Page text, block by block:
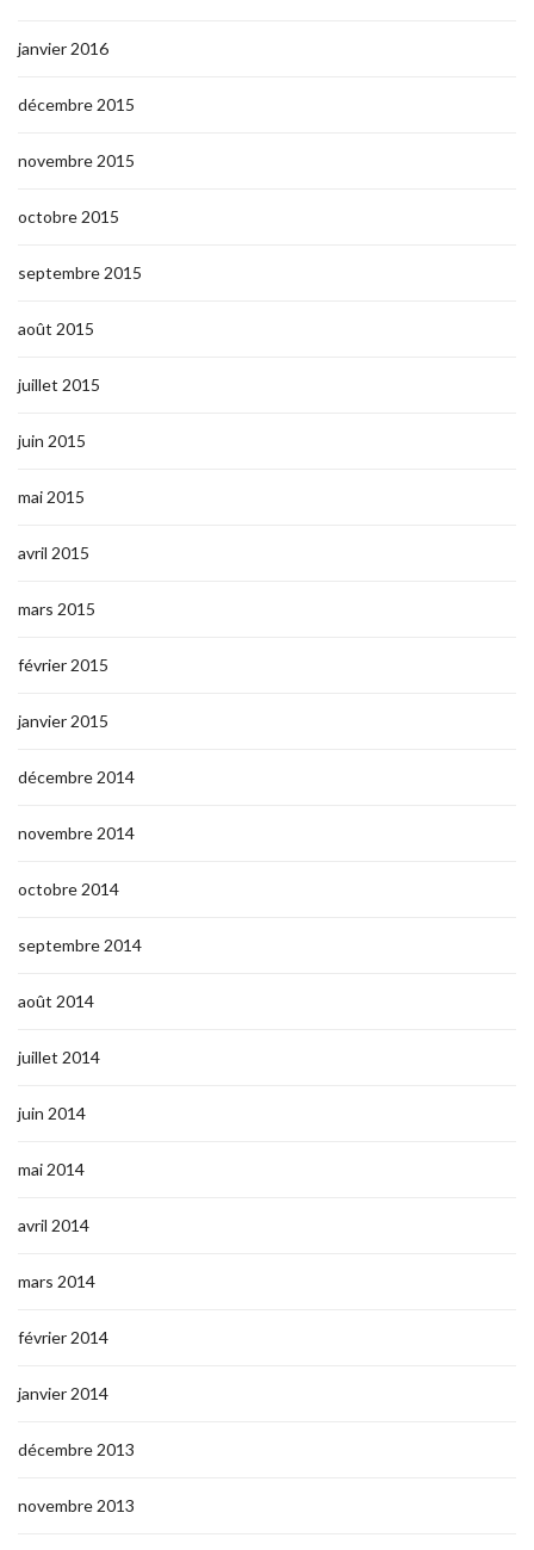
janvier 2016
décembre 2015
novembre 2015
octobre 2015
septembre 2015
août 2015
juillet 2015
juin 2015
mai 2015
avril 2015
mars 2015
février 2015
janvier 2015
décembre 2014
novembre 2014
octobre 2014
septembre 2014
août 2014
juillet 2014
juin 2014
mai 2014
avril 2014
mars 2014
février 2014
janvier 2014
décembre 2013
novembre 2013